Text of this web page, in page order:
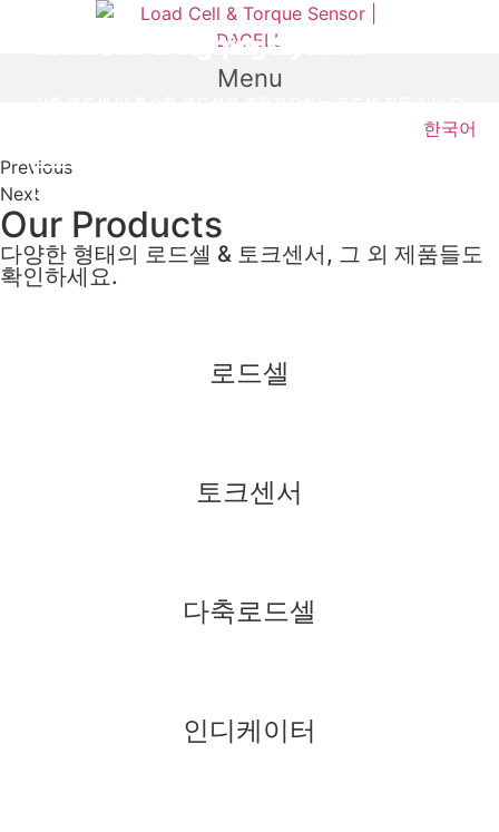
Menu
한국어
Load cell & Torque sensor
Contact us
Wireless Weighing System
Contact us
Previous
Next
Our Products
다양한 형태의 로드셀 & 토크센서, 그 외 제품들도
확인하세요.
로드셀
토크센서
다축로드셀
인디케이터